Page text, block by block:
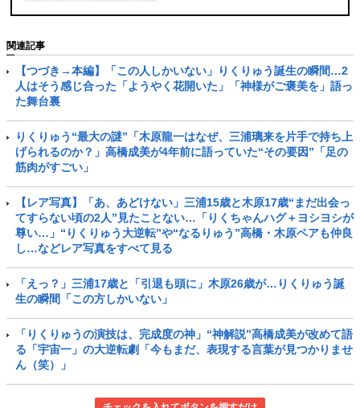
関連記事
【つづき→本編】「この人しかいない」りくりゅう誕生の瞬間…2
人はそう感じ合った「ようやく花開いた」「神様がご褒美を」語っ
た舞台裏
りくりゅう“最大の謎”「木原龍一はなぜ、三浦璃来を片手で持ち上
げられるのか？」高橋成美が4年前に語っていた“その要因”「足の
筋肉がすごい」
【レア写真】「あ、あどけない」三浦15歳と木原17歳“まだ出会っ
てすらない頃の2人”見たことない…「りくちゃんハグ＋ヨシヨシが
尊い…」“りくりゅう大逆転”や“なるりゅう”高橋・木原ペアも仲良
し…などレア写真をすべて見る
「えっ？」三浦17歳と「引退も頭に」木原26歳が…りくりゅう誕
生の瞬間「この方しかいない」
「りくりゅうの演技は、完成度の神」“神解説”高橋成美が改めて語
る「宇宙一」の大逆転劇「今もまだ、表現する言葉が見つかりませ
ん（笑）」